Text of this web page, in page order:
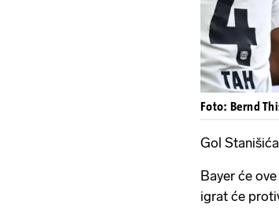
Foto: Bernd
Gol
Bayer će
igrat će